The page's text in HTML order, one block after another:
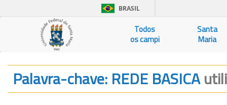
BRASIL
Todos
os campi
Santa
Maria
Palavra-chave: REDE BASICA